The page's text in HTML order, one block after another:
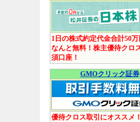
1日の株式約定代金合計50
なんと無料！株主優待クロ
須口座！
GMOクリック証券
優待クロス取引にオススメ